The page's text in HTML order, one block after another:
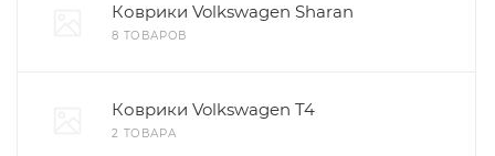
Коврики Volkswagen Sharan
8 ТОВАРОВ
Коврики Volkswagen T4
2 ТОВАРА